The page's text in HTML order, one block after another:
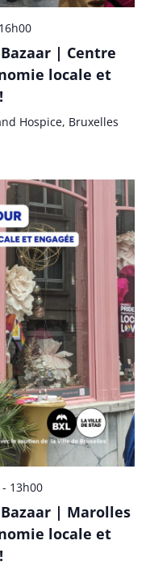
16h00
| Centre
locale et
Hospice, Bruxelles
13h00
| Marolles
locale et